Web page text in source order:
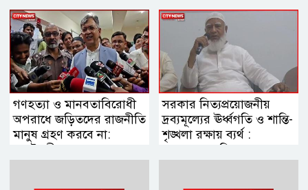
গণহত্যা ও মানবতাবিরোধী
অপরাধে জড়িতদের রাজনীতি
মানুষ গ্রহণ করবে না:
স্বরাষ্ট্রমন্ত্রী
সরকার নিত্যপ্রয়োজনীয়
দ্রব্যমূল্যের ঊর্ধ্বগতি ও শান্তি-
শৃঙ্খলা রক্ষায় ব্যর্থ :
জামায়াত আমির